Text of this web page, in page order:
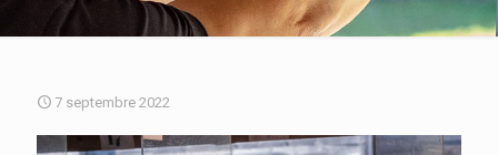
7 septembre 2022